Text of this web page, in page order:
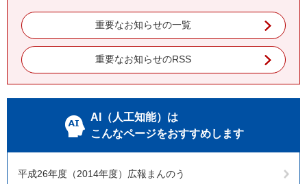
重要なお知らせの一覧
重要なお知らせのRSS
AI（人工知能）は
こんなページをおすすめします
平成26年度（2014年度）広報まんのう